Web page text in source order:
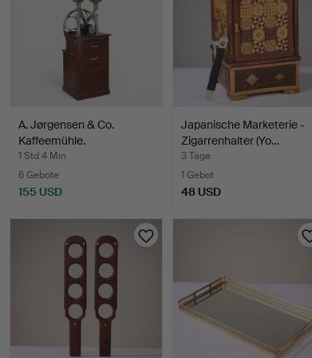
A. Jørgensen & Co.
Kaffeemühle.
1 Std 4 Min
6 Gebote
155 USD
Japanische Marketerie -
Zigarrenhalter (Yo…
3 Tage
1 Gebot
48 USD